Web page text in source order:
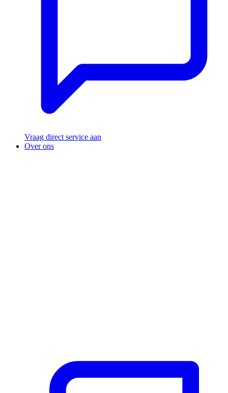
Vraag direct service aan
Over ons